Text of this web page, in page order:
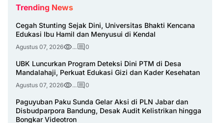
Trending News
Cegah Stunting Sejak Dini, Universitas Bhakti Kencana
Edukasi Ibu Hamil dan Menyusui di Kendal
Agustus 07, 2026 ... 0
UBK Luncurkan Program Deteksi Dini PTM di Desa
Mandalahaji, Perkuat Edukasi Gizi dan Kader Kesehatan
Agustus 07, 2026 ... 0
Paguyuban Paku Sunda Gelar Aksi di PLN Jabar dan
Disbudparpora Bandung, Desak Audit Kelistrikan hingga
Bongkar Videotron